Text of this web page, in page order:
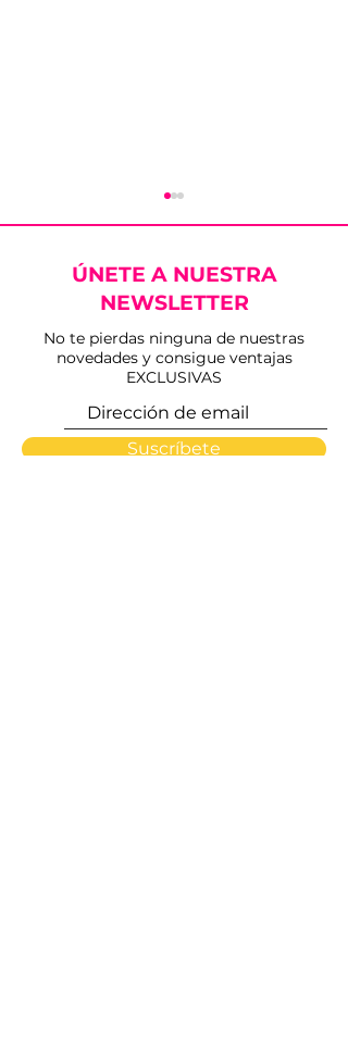
ALGECIRAS |
de junio 2025
ÚNETE A NUESTRA
NEWSLETTER
No te pierdas ninguna de nuestras
novedades y consigue ventajas
EXCLUSIVAS
Suscríbete